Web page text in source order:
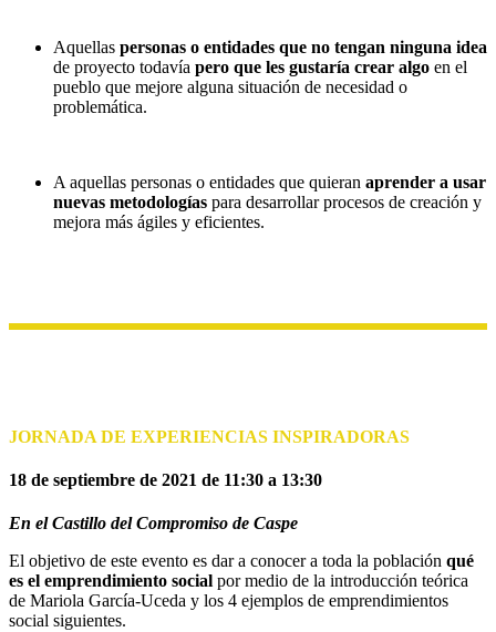
Aquellas personas o entidades que no tengan ninguna idea
de proyecto todavía pero que les gustaría crear algo en el
pueblo que mejore alguna situación de necesidad o
problemática.
A aquellas personas o entidades que quieran aprender a usar
nuevas metodologías para desarrollar procesos de creación y
mejora más ágiles y eficientes.
JORNADA DE EXPERIENCIAS INSPIRADORAS
18 de septiembre de 2021 de 11:30 a 13:30
En el Castillo del Compromiso de Caspe
El objetivo de este evento es dar a conocer a toda la población qué
es el emprendimiento social por medio de la introducción teórica
de Mariola García-Uceda y los 4 ejemplos de emprendimientos
social siguientes.